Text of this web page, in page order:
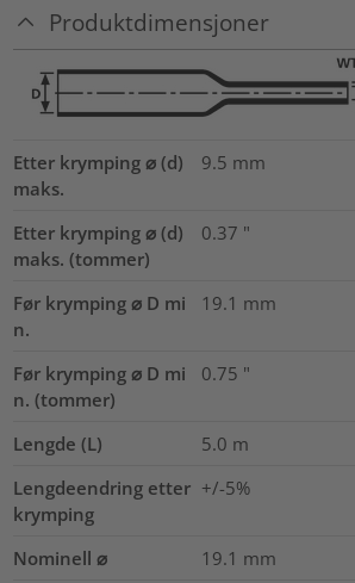
Produktdimensjoner
Etter krymping ⌀ (d)
maks.
9.5 mm
Etter krymping ⌀ (d)
maks. (tommer)
0.37 "
Før krymping ⌀ D mi
n.
19.1 mm
Før krymping ⌀ D mi
n. (tommer)
0.75 "
Lengde (L) 5.0 m
Lengdeendring etter
krymping
+/-5%
Nominell ⌀ 19.1 mm